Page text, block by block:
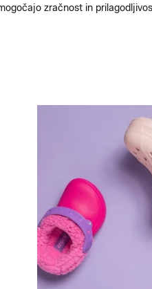
zračnost in